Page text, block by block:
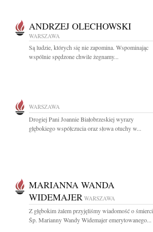
ANDRZEJ OLECHOWSKI
WARSZAWA
Są ludzie, których się nie zapomina. Wspominając
wspólnie spędzone chwile żegnamy...
WARSZAWA
Drogiej Pani Joannie Białobrzeskiej wyrazy
głębokiego współczucia oraz słowa otuchy w...
MARIANNA WANDA
WIDEMAJER WARSZAWA
Z głębokim żalem przyjęliśmy wiadomość o śmierci
Śp. Marianny Wandy Widemajer emerytowanego...